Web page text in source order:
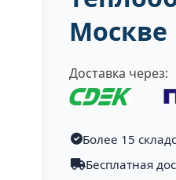
Москве
Доставка через:
Более 15
Бесплатная